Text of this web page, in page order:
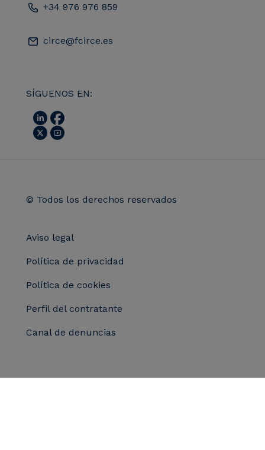
+34 976 976 859
circe@fcirce.es
SÍGUENOS EN:
© Todos los derechos reservados
Aviso legal
Política de privacidad
Política de cookies
Perfil del contratante
Canal de denuncias